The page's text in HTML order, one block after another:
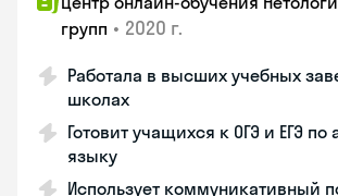
групп • 2020 г.
Работала в высших учебных
школах
Готовит учащихся к ОГЭ и ЕГЭ
языку
Использует коммуникативный